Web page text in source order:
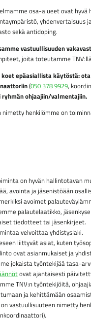
osa-alueet ovat hyvä
yhdenvertaisuus
sekä antidoping.
vastuullisuuden
joita toteutamme
koet epäasiallista käytöstä:
(050 378 9929,
ohjaajiin/valmentajiin.
henkilömme on
on hyvän hallintotavan
avointa ja jäsenistöään
avoimet
palautelaatikko,
tiedotteet tai jäsenkirjeet.
velvoittaa yhdistyslaki.
liittyvät asiat, kuten
ovat asianmukaiset ja
jokaista työntekijää tasa-
ovat ajantaisesti
TNV:n työntekijöitä,
ja kehittämään
vastuullisuuteen nimetty